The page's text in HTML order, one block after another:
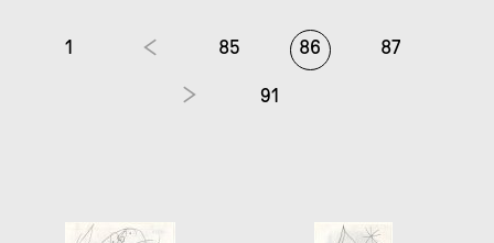
1 85 86 87
91